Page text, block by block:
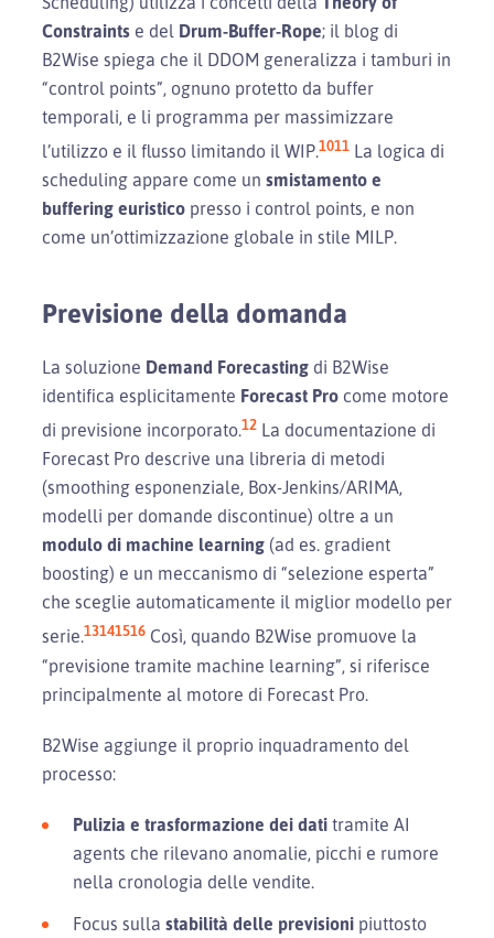
Constraints e del Drum-Buffer-Rope; il blog di
B2Wise spiega che il DDOM generalizza i tamburi in
“control points”, ognuno protetto da buffer
temporali, e li programma per massimizzare
l’utilizzo e il flusso limitando il WIP.1011 La logica di
scheduling appare come un smistamento e
buffering euristico presso i control points, e non
come un’ottimizzazione globale in stile MILP.
Previsione della domanda
La soluzione Demand Forecasting di B2Wise
identifica esplicitamente Forecast Pro come motore
di previsione incorporato.12 La documentazione di
Forecast Pro descrive una libreria di metodi
(smoothing esponenziale, Box-Jenkins/ARIMA,
modelli per domande discontinue) oltre a un
modulo di machine learning (ad es. gradient
boosting) e un meccanismo di “selezione esperta”
che sceglie automaticamente il miglior modello per
serie.13141516 Così, quando B2Wise promuove la
“previsione tramite machine learning”, si riferisce
principalmente al motore di Forecast Pro.
B2Wise aggiunge il proprio inquadramento del
processo:
Pulizia e trasformazione dei dati tramite AI
agents che rilevano anomalie, picchi e rumore
nella cronologia delle vendite.
Focus sulla stabilità delle previsioni piuttosto